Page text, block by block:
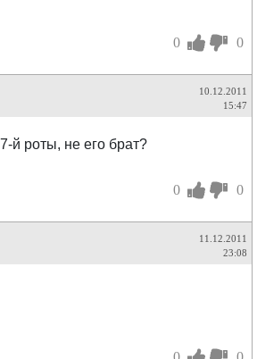
0 0
10.12.2011
15:47
й роты, не его брат?
0 0
11.12.2011
23:08